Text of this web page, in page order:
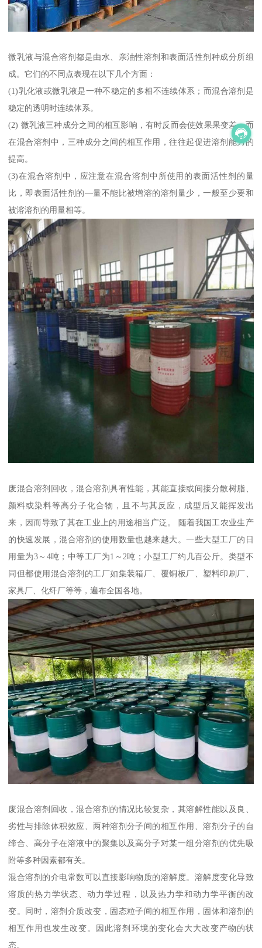
微乳液与混合溶剂都是由水、亲油性溶剂和表面活性剂种成分所组
成。它们的不同点表现在以下几个方面：
(1)乳化液或微乳液是一种不稳定的多相不连续体系；而混合溶剂是
稳定的透明时连续体系。
(2) 微乳液三种成分之间的相互影响，有时反而会使效果果变差；而
在混合溶剂中，三种成分之间的相互作用，往往起促进溶剂能力的
提高。
(3)在混合溶剂中，应注意在混合溶剂中所使用的表面活性剂的量
比，即表面活性剂的—量不能比被增溶的溶剂量少，一般至少要和
被溶溶剂的用量相等。
废混合溶剂回收，混合溶剂具有性能，其能直接或间接分散树脂、
颜料或染料等高分子化合物，且不与其反应，成型后又能挥发出
来，因而导致了其在工业上的用途相当广泛。 随着我国工农业生产
的快速发展，混合溶剂的使用数量也越来越大。一些大型工厂的日
用量为3～4吨；中等工厂为1～2吨；小型工厂约几百公斤。类型不
同但都使用混合溶剂的工厂如集装箱厂、覆铜板厂、塑料印刷厂、
家具厂、化纤厂等等，遍布全国各地。
废混合溶剂回收，混合溶剂的情况比较复杂，其溶解性能以及良、
劣性与排除体积效应、两种溶剂分子间的相互作用、溶剂分子的自
缔合、高分子在溶液中的聚集以及高分子对某一组分溶剂的优先吸
附等多种因素都有关。
混合溶剂的介电常数可以直接影响物质的溶解度。溶解度变化导致
溶质的热力学状态、动力学过程，以及热力学和动力学平衡的改
变。同时，溶剂介质改变，固态粒子间的相互作用，固体和溶剂的
相互作用也发生改变。因此溶剂环境的变化会大大改变产物的状
态。